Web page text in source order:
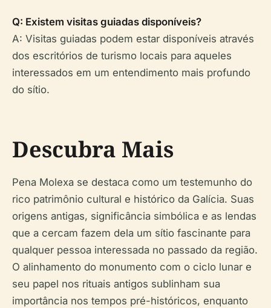
Q: Existem visitas guiadas disponíveis?
A: Visitas guiadas podem estar disponíveis através
dos escritórios de turismo locais para aqueles
interessados em um entendimento mais profundo
do sítio.
Descubra Mais
Pena Molexa se destaca como um testemunho do
rico patrimônio cultural e histórico da Galícia. Suas
origens antigas, significância simbólica e as lendas
que a cercam fazem dela um sítio fascinante para
qualquer pessoa interessada no passado da região.
O alinhamento do monumento com o ciclo lunar e
seu papel nos rituais antigos sublinham sua
importância nos tempos pré-históricos, enquanto